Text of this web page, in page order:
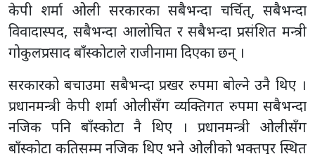
केपी शर्मा ओली सरकारका सबैभन्दा चर्चित्, सबैभन्दा
विवादास्पद, सबैभन्दा आलोचित र सबैभन्दा प्रसंशित मन्त्री
गोकुलप्रसाद बाँस्कोटाले राजीनामा दिएका छन् ।
सरकारको बचाउमा सबैभन्दा प्रखर रुपमा बोल्ने उनै थिए ।
प्रधानमन्त्री केपी शर्मा ओलीसँग व्यक्तिगत रुपमा सबैभन्दा
नजिक पनि बाँस्कोटा नै थिए । प्रधानमन्त्री ओलीसँग
बाँस्कोटा कतिसम्म नजिक थिए भने ओलीको भक्तपुर स्थित